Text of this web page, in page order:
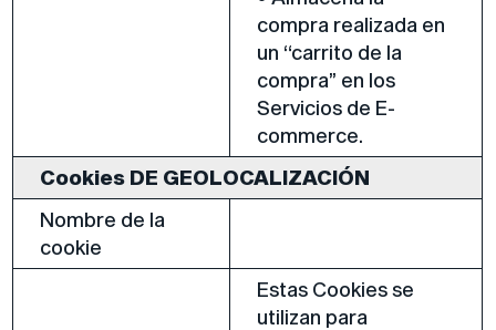
compra realizada en
un “carrito de la
compra” en los
Servicios de E-
commerce.
Cookies DE GEOLOCALIZACIÓN
Nombre de la
cookie
Estas Cookies se
utilizan para